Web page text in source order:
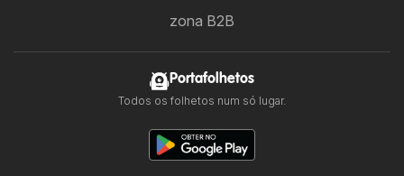
zona B2B
Portafolhetos
Todos os folhetos num só lugar.